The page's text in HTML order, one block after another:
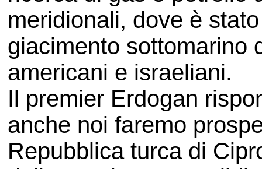
meridionali, dove è
giacimento sottomarino
americani e israeliani.
Il premier Erdogan
anche noi faremo
Repubblica turca di